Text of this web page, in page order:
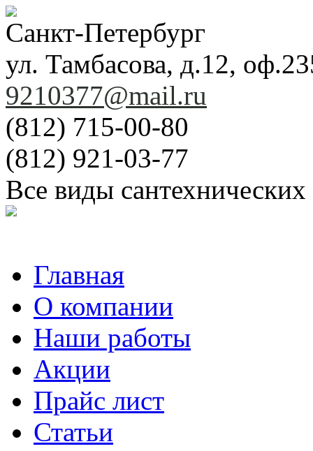
Санкт-Петербург
ул. Тамбасова, д.12,
9210377@mail.ru
(812) 715-00-80
(812) 921-03-77
Все виды
Главная
О компании
Наши работы
Акции
Прайс лист
Статьи